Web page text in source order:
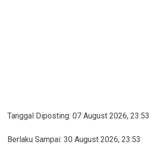
Tanggal Diposting: 07 August 2026, 23:53
Berlaku Sampai: 30 August 2026, 23:53